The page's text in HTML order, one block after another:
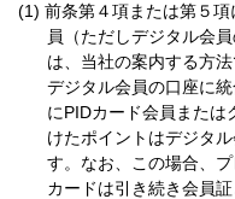
前条第４項または第５
員（ただしデジタル会
は、当社の案内する方
デジタル会員の口座に
にPIDカード会員または
けたポイントはデジタ
す。なお、この場合、
カードは引き続き会員